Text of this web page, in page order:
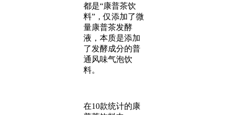
都是“康普茶饮
料”，仅添加了微
量康普茶发酵
液，本质是添加
了发酵成分的普
通风味气泡饮
料。
在10款统计的康